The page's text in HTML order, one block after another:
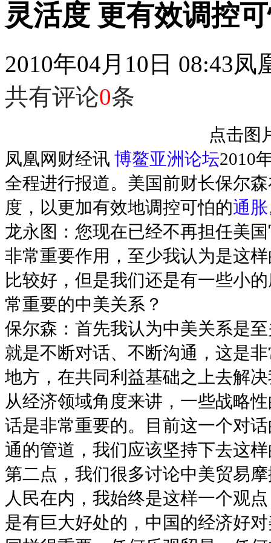
灵活度 更有效调控
2010年04月10日 08:43凤
共有评论0条
点击图
凤凰网财经讯 博鳌亚洲论坛2010
全程进行报道。美国前财长保尔
度，以更加有效地调控可怕的通胀
龙永图：您现在已经不再担任美
非常重要作用，至少我认为是这
比较好，但是我们还是有一些小
常重要的中美关系？
保尔森：首先我认为中美关系是
就是不断对话、不断沟通，这是
地方，在共同利益基础之上去解
从经济领域角度来讲，一些战略
话是非常重要的。目前这一个对
通的管道，我们应该坚持下去这
第二点，我们很多讨论中美贸易
人民在内，我始终是这样一个观
是有巨大好处的，中国的经济好